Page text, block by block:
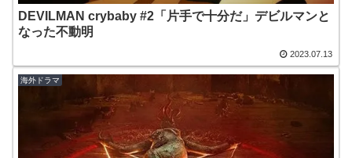
DEVILMAN crybaby #2「片手で十分だ」デビルマンと
なった不動明
2023.07.13
海外ドラマ